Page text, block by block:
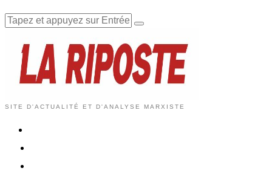
SITE D'ACTUALITÉ ET D'ANALYSE MARXISTE